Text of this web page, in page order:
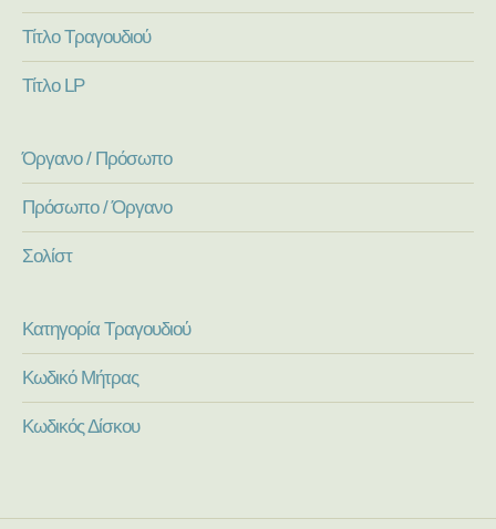
Τίτλο Τραγουδιού
Τίτλο LP
Όργανο / Πρόσωπο
Πρόσωπο / Όργανο
Σολίστ
Κατηγορία Τραγουδιού
Κωδικό Μήτρας
Κωδικός Δίσκου